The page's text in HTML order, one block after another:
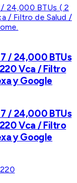
/ 24,000 BTUs
Vca / Filtro
y Google
/ 24,000 BTUs
Vca / Filtro
y Google